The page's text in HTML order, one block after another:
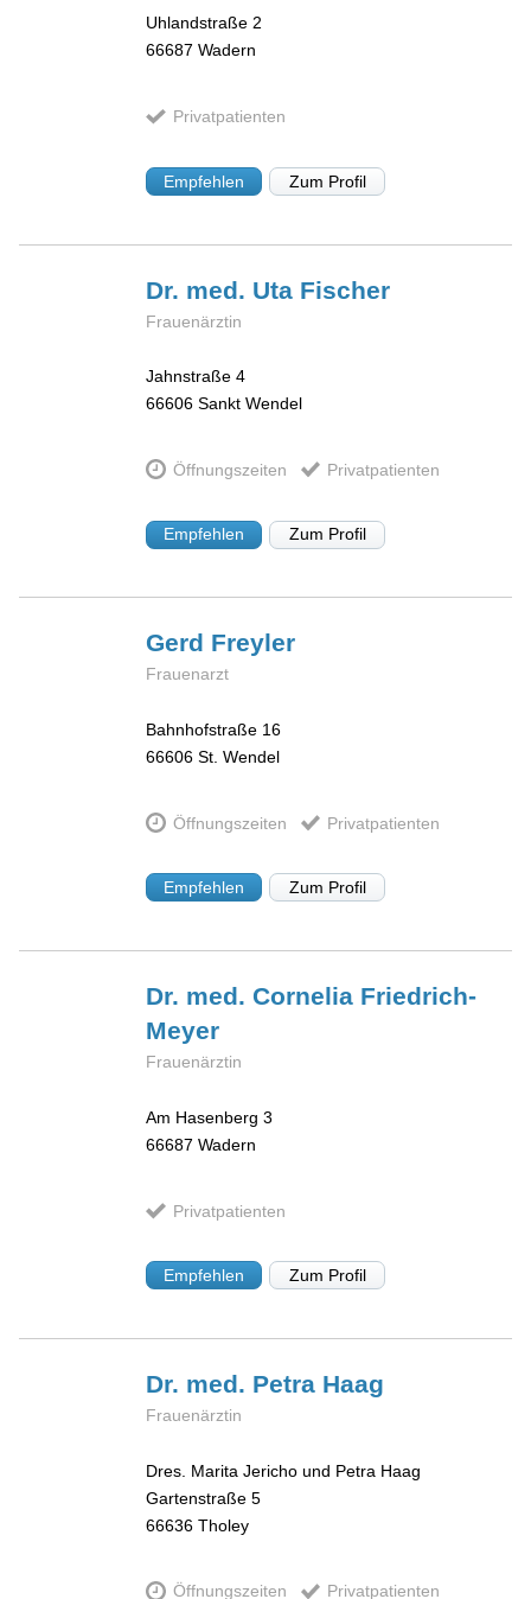
Uhlandstraße 2
66687 Wadern
Privatpatienten
Empfehlen Zum Profil
Dr. med. Uta Fischer
Frauenärztin
Jahnstraße 4
66606 Sankt Wendel
Öffnungszeiten Privatpatienten
Empfehlen Zum Profil
Gerd Freyler
Frauenarzt
Bahnhofstraße 16
66606 St. Wendel
Öffnungszeiten Privatpatienten
Empfehlen Zum Profil
Dr. med. Cornelia Friedrich-
Meyer
Frauenärztin
Am Hasenberg 3
66687 Wadern
Privatpatienten
Empfehlen Zum Profil
Dr. med. Petra Haag
Frauenärztin
Dres. Marita Jericho und Petra Haag
Gartenstraße 5
66636 Tholey
Öffnungszeiten Privatpatienten